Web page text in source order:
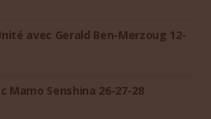
avec Gerald Ben-Merzoug 12-
Mamo Senshina 26-27-28